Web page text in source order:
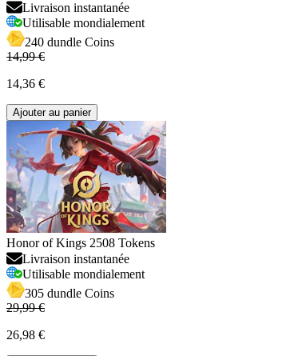
Livraison instantanée
Utilisable mondialement
240 dundle Coins
14,99 €
14,36 €
Ajouter au panier
Honor of Kings 2508 Tokens
Livraison instantanée
Utilisable mondialement
305 dundle Coins
29,99 €
26,98 €